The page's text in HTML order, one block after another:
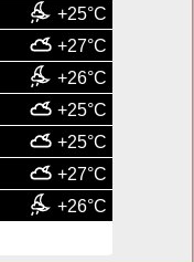
+25°C
+27°C
+26°C
+25°C
+25°C
+27°C
+26°C